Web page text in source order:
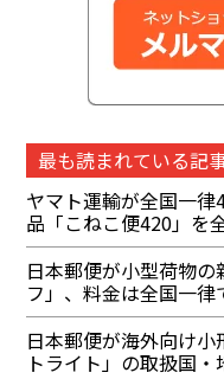
最も読まれている記
ヤマト運輸が全国一
品「こねこ便420」を
日本郵便が小型荷物
フ」、料金は全国一
日本郵便が海外向け
トライト」の取扱国